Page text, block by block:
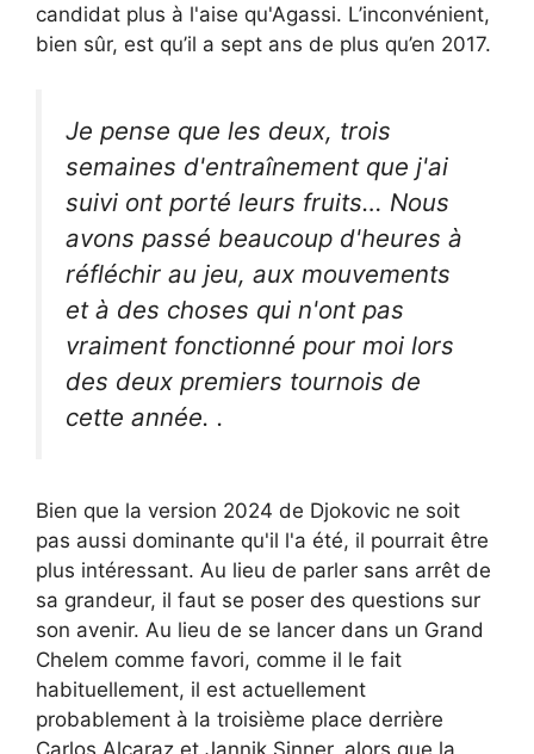
candidat plus à l'aise qu'Agassi. L’inconvénient,
bien sûr, est qu’il a sept ans de plus qu’en 2017.
Je pense que les deux, trois
semaines d'entraînement que j'ai
suivi ont porté leurs fruits… Nous
avons passé beaucoup d'heures à
réfléchir au jeu, aux mouvements
et à des choses qui n'ont pas
vraiment fonctionné pour moi lors
des deux premiers tournois de
cette année. .
Bien que la version 2024 de Djokovic ne soit
pas aussi dominante qu'il l'a été, il pourrait être
plus intéressant. Au lieu de parler sans arrêt de
sa grandeur, il faut se poser des questions sur
son avenir. Au lieu de se lancer dans un Grand
Chelem comme favori, comme il le fait
habituellement, il est actuellement
probablement à la troisième place derrière